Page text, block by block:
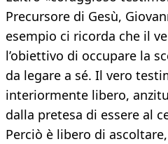
Precursore di Gesù,
esempio ci ricorda che il
l’obiettivo di occupare la
da legare a sé. Il vero
interiormente libero,
dalla pretesa di essere al
Perciò è libero di